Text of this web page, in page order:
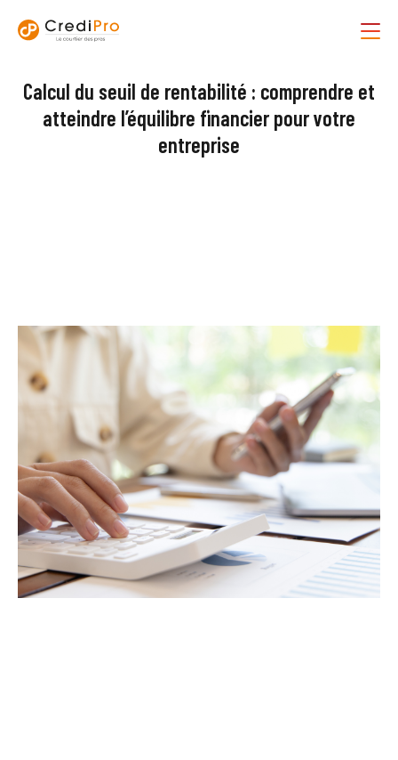
Calcul du seuil de rentabilité : comprendre et
atteindre l’équilibre financier pour votre
entreprise